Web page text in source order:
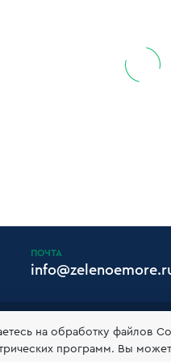
ПОЧТА
РЕКВИЗИТЫ
на обработку файлов
программ. Вы